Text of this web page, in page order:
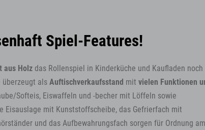
Spiel-Features!
aus Holz das Rollenspiel in Kinderküche und Kaufladen noch
überzeugt als Auftischverkaufsstand mit vielen Funktionen
Softeis, Eiswaffeln und -becher mit Löffeln sowie
Eisauslage mit Kunststoffscheibe, das Gefrierfach mit
und das Aufbewahrungsfach sorgen für Ordnung am